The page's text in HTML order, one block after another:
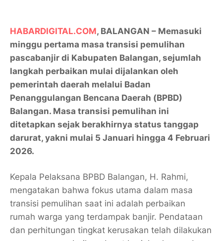
HABARDIGITAL.COM, BALANGAN – Memasuki
minggu pertama masa transisi pemulihan
pascabanjir di Kabupaten Balangan, sejumlah
langkah perbaikan mulai dijalankan oleh
pemerintah daerah melalui Badan
Penanggulangan Bencana Daerah (BPBD)
Balangan. Masa transisi pemulihan ini
ditetapkan sejak berakhirnya status tanggap
darurat, yakni mulai 5 Januari hingga 4 Februari
2026.
Kepala Pelaksana BPBD Balangan, H. Rahmi,
mengatakan bahwa fokus utama dalam masa
transisi pemulihan saat ini adalah perbaikan
rumah warga yang terdampak banjir. Pendataan
dan perhitungan tingkat kerusakan telah dilakukan